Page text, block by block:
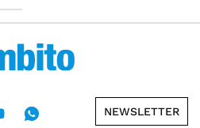
NEWSLETTER